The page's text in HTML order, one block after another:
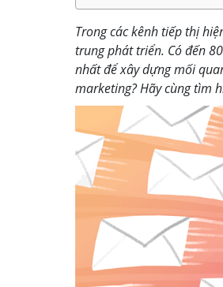
Trong các kênh tiếp thị
trung phát triển. Có đến
nhất để xây dựng mối
marketing? Hãy cùng tìm